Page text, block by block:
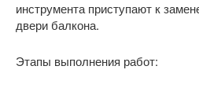
инструмента приступают к
двери балкона.
Этапы выполнения работ: